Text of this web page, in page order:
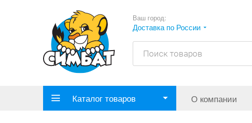
Ваш город:
Доставка по России
Каталог товаров О компании